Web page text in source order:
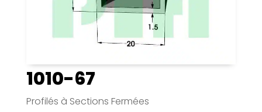
1010-67
Profilés à Sections Fermées